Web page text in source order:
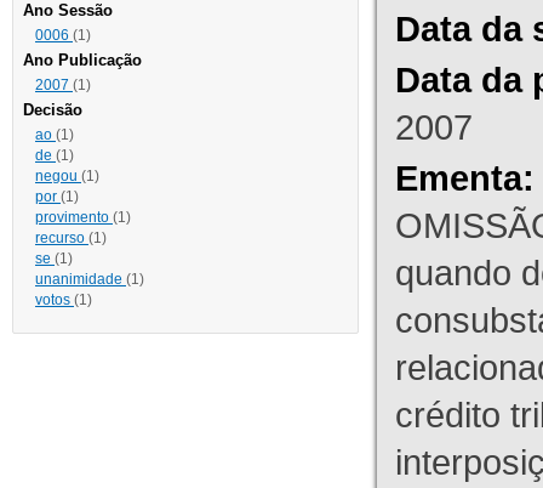
Ano Sessão
0006 (1)
Ano Publicação
2007 (1)
Decisão
ao (1)
de (1)
negou (1)
por (1)
provimento (1)
recurso (1)
se (1)
unanimidade (1)
votos (1)
Data da
Data da
2007
Ementa:
quando
crédito